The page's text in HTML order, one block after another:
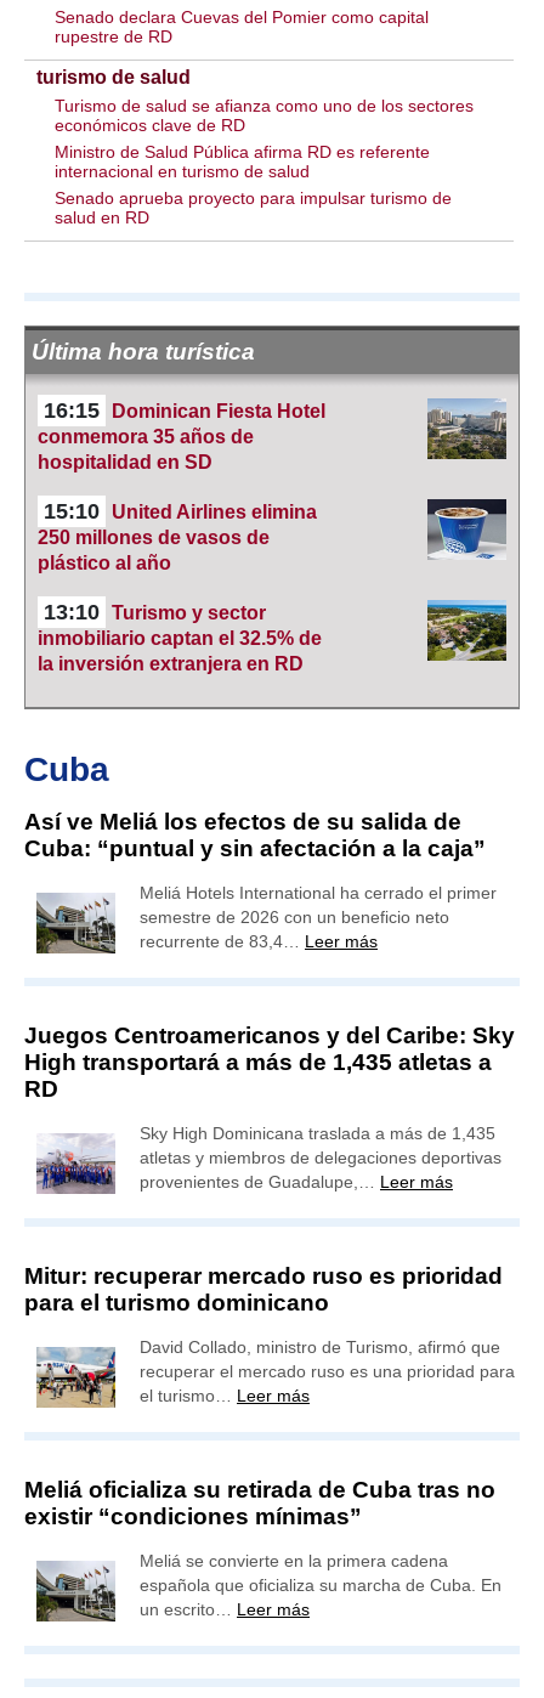
Senado declara Cuevas del Pomier como capital
rupestre de RD
turismo de salud
Turismo de salud se afianza como uno de los sectores
económicos clave de RD
Ministro de Salud Pública afirma RD es referente
internacional en turismo de salud
Senado aprueba proyecto para impulsar turismo de
salud en RD
Última hora turística
16:15
Dominican Fiesta Hotel
conmemora 35 años de
hospitalidad en SD
15:10
United Airlines elimina
250 millones de vasos de
plástico al año
13:10 Turismo y sector
inmobiliario captan el 32.5% de
la inversión extranjera en RD
Cuba
Así ve Meliá los efectos de su salida de
Cuba: “puntual y sin afectación a la caja”
Meliá Hotels International ha cerrado el primer
semestre de 2026 con un beneficio neto
recurrente de 83,4… Leer más
Juegos Centroamericanos y del Caribe: Sky
High transportará a más de 1,435 atletas a
RD
Sky High Dominicana traslada a más de 1,435
atletas y miembros de delegaciones deportivas
provenientes de Guadalupe,… Leer más
Mitur: recuperar mercado ruso es prioridad
para el turismo dominicano
David Collado, ministro de Turismo, afirmó que
recuperar el mercado ruso es una prioridad para
el turismo… Leer más
Meliá oficializa su retirada de Cuba tras no
existir “condiciones mínimas”
Meliá se convierte en la primera cadena
española que oficializa su marcha de Cuba. En
un escrito… Leer más